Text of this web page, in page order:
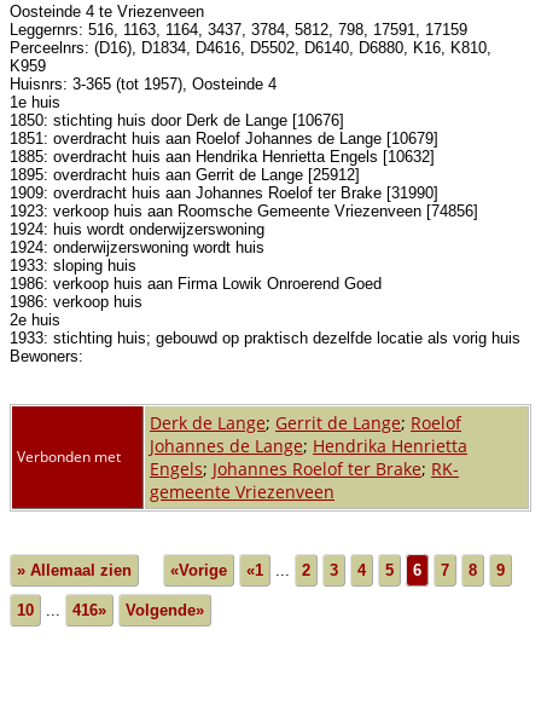
Oosteinde 4 te Vriezenveen
Leggernrs: 516, 1163, 1164, 3437, 3784, 5812, 798, 17591, 17159
Perceelnrs: (D16), D1834, D4616, D5502, D6140, D6880, K16, K810,
K959
Huisnrs: 3-365 (tot 1957), Oosteinde 4
1e huis
1850: stichting huis door Derk de Lange [10676]
1851: overdracht huis aan Roelof Johannes de Lange [10679]
1885: overdracht huis aan Hendrika Henrietta Engels [10632]
1895: overdracht huis aan Gerrit de Lange [25912]
1909: overdracht huis aan Johannes Roelof ter Brake [31990]
1923: verkoop huis aan Roomsche Gemeente Vriezenveen [74856]
1924: huis wordt onderwijzerswoning
1924: onderwijzerswoning wordt huis
1933: sloping huis
1986: verkoop huis aan Firma Lowik Onroerend Goed
1986: verkoop huis
2e huis
1933: stichting huis; gebouwd op praktisch dezelfde locatie als vorig huis
Bewoners:
Verbonden met
Derk de Lange; Gerrit de Lange; Roelof
Johannes de Lange; Hendrika Henrietta
Engels; Johannes Roelof ter Brake; RK-
gemeente Vriezenveen
» Allemaal zien «Vorige «1 ... 2 3 4 5 6 7 8 9
10 ... 416» Volgende»